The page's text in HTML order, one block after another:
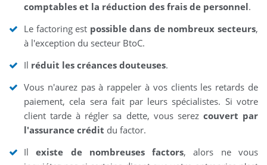
comptables et la réduction des frais de personnel.
Le factoring est possible dans de nombreux secteurs,
à l'exception du secteur BtoC.
Il réduit les créances douteuses.
Vous n'aurez pas à rappeler à vos clients les retards de
paiement, cela sera fait par leurs spécialistes. Si votre
client tarde à régler sa dette, vous serez couvert par
l'assurance crédit du factor.
Ilexiste de nombreuses factors, alors ne vous